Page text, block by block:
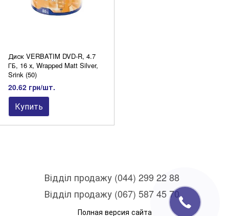
Диск VERBATIM DVD-R, 4.7
ГБ, 16 х, Wrapped Matt Silver,
Srink (50)
20.62 грн/шт.
Купить
Відділ продажу (044) 299 22 88
Відділ продажу (067) 587 45 70
Полная версия сайта